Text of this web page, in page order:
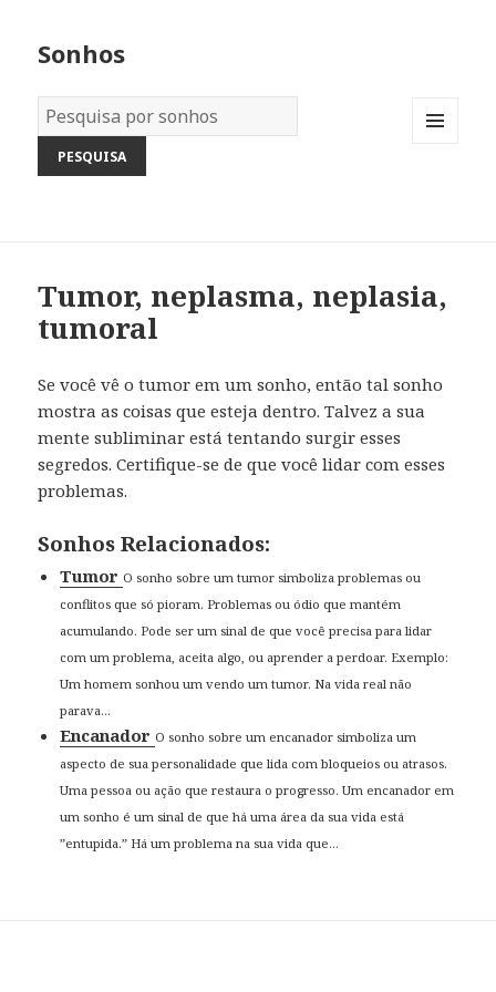
Sonhos
Dicionário
dos
Sonhos:
Tumor, neplasma, neplasia,
tumoral
Se você vê o tumor em um sonho, então tal sonho
mostra as coisas que esteja dentro. Talvez a sua
mente subliminar está tentando surgir esses
segredos. Certifique-se de que você lidar com esses
problemas.
Sonhos Relacionados:
Tumor O sonho sobre um tumor simboliza problemas ou
conflitos que só pioram. Problemas ou ódio que mantém
acumulando. Pode ser um sinal de que você precisa para lidar
com um problema, aceita algo, ou aprender a perdoar. Exemplo:
Um homem sonhou um vendo um tumor. Na vida real não
parava...
Encanador O sonho sobre um encanador simboliza um
aspecto de sua personalidade que lida com bloqueios ou atrasos.
Uma pessoa ou ação que restaura o progresso. Um encanador em
um sonho é um sinal de que há uma área da sua vida está
”entupida.” Há um problema na sua vida que...